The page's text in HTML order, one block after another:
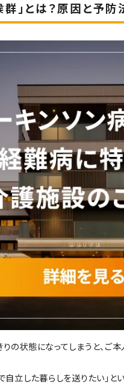
コートとは
せ・公開情報
地募集のお知らせ
証明書発行の
ついて
説明書・
事項一覧
シーポリシー
ページ
群」とは？原因と予
の状態になってしまうと、ご
立した暮らしを送りたい」と